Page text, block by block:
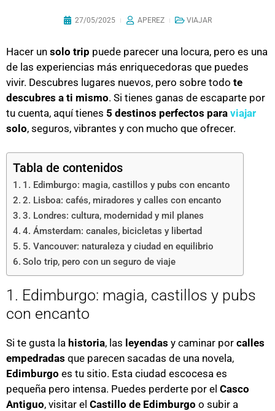
27/05/2025 APEREZ VIAJAR
Hacer un solo trip puede parecer una locura, pero es una
de las experiencias más enriquecedoras que puedes
vivir. Descubres lugares nuevos, pero sobre todo te
descubres a ti mismo. Si tienes ganas de escaparte por
tu cuenta, aquí tienes 5 destinos perfectos para viajar
solo, seguros, vibrantes y con mucho que ofrecer.
Tabla de contenidos
1. Edimburgo: magia, castillos y pubs con encanto
2. Lisboa: cafés, miradores y calles con encanto
3. Londres: cultura, modernidad y mil planes
4. Ámsterdam: canales, bicicletas y libertad
5. Vancouver: naturaleza y ciudad en equilibrio
Solo trip, pero con un seguro de viaje
1. Edimburgo: magia, castillos y pubs
con encanto
Si te gusta la historia, las leyendas y caminar por calles
empedradas que parecen sacadas de una novela,
Edimburgo es tu sitio. Esta ciudad escocesa es
pequeña pero intensa. Puedes perderte por el Casco
Antiguo, visitar el Castillo de Edimburgo o subir a